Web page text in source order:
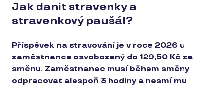
Jak danit stravenky a
stravenkový paušál?
Příspěvek na stravování je v roce 2026 u
zaměstnance osvobozený do 129,50 Kč za
směnu. Zaměstnanec musí během směny
odpracovat alespoň 3 hodiny a nesmí mu